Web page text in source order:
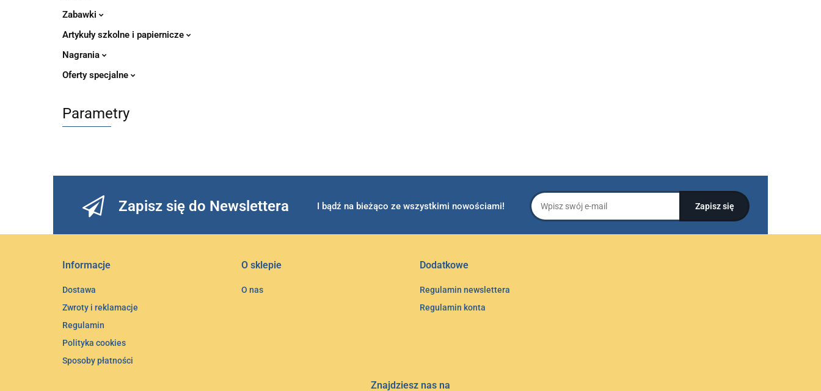
Zabawki
Artykuły szkolne i papiernicze
Nagrania
Oferty specjalne
Parametry
Zapisz się do Newslettera I bądź na bieżąco ze wszystkimi nowościami!
Informacje
Dostawa
Zwroty i reklamacje
Regulamin
Polityka cookies
Sposoby płatności
O sklepie
O nas
Dodatkowe
Regulamin newslettera
Regulamin konta
Znajdziesz nas na